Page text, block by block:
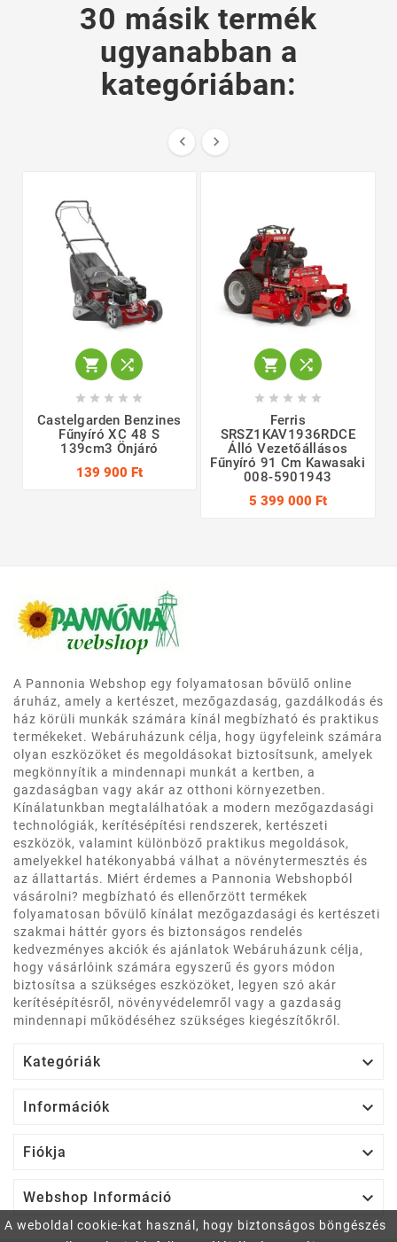
A weboldal cookie-kat használ, hogy biztonságos böngészés
30 másik termék
ugyanabban a
kategóriában:
 
 
    
Castelgarden Benzines
Fűnyíró XC 48 S
139cm3 Önjáró
139 900 Ft
 
    
Ferris
SRSZ1KAV1936RDCE
Álló Vezetőállásos
Fűnyíró 91 Cm Kawasaki
008-5901943
5 399 000 Ft
A Pannonia Webshop egy folyamatosan bővülő online
áruház, amely a kertészet, mezőgazdaság, gazdálkodás és
ház körüli munkák számára kínál megbízható és praktikus
termékeket. Webáruházunk célja, hogy ügyfeleink számára
olyan eszközöket és megoldásokat biztosítsunk, amelyek
megkönnyítik a mindennapi munkát a kertben, a
gazdaságban vagy akár az otthoni környezetben.
Kínálatunkban megtalálhatóak a modern mezőgazdasági
technológiák, kerítésépítési rendszerek, kertészeti
eszközök, valamint különböző praktikus megoldások,
amelyekkel hatékonyabbá válhat a növénytermesztés és
az állattartás. Miért érdemes a Pannonia Webshopból
vásárolni? megbízható és ellenőrzött termékek
folyamatosan bővülő kínálat mezőgazdasági és kertészeti
szakmai háttér gyors és biztonságos rendelés
kedvezményes akciók és ajánlatok Webáruházunk célja,
hogy vásárlóink számára egyszerű és gyors módon
biztosítsa a szükséges eszközöket, legyen szó akár
kerítésépítésről, növényvédelemről vagy a gazdaság
mindennapi működéséhez szükséges kiegészítőkről.
Kategóriák 
Információk 
Fiókja 
Webshop Információ 